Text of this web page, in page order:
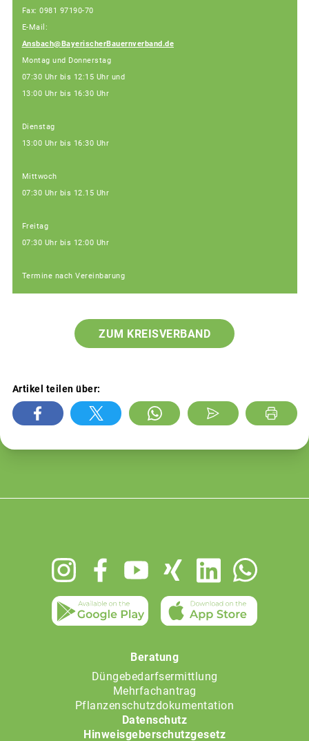
Fax: 0981 97190-70
E-Mail:
Ansbach@BayerischerBauernverband.de
Montag und Donnerstag
07:30 Uhr bis 12:15 Uhr und
13:00 Uhr bis 16:30 Uhr
Dienstag
13:00 Uhr bis 16:30 Uhr
Mittwoch
07:30 Uhr bis 12.15 Uhr
Freitag
07:30 Uhr bis 12:00 Uhr
Termine nach Vereinbarung
ZUM KREISVERBAND
Artikel teilen über:
Beratung
Düngebedarfsermittlung
Mehrfachantrag
Pflanzenschutzdokumentation
Datenschutz
Hinweisgeberschutzgesetz